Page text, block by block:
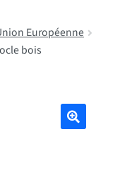
Européenne
bois